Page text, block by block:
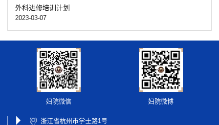
外科进修培训计划
2023-03-07
妇院微信 妇院微博
浙江省杭州市学士路1号